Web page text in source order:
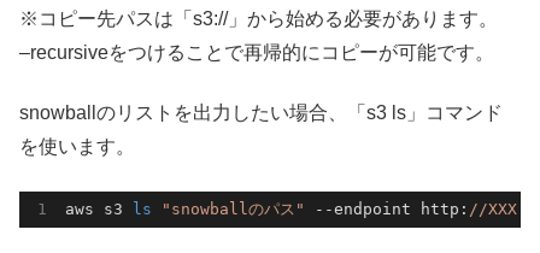
※コピー先パスは「s3://」から始める必要があります。
–recursiveをつけることで再帰的にコピーが可能です。
snowballのリストを出力したい場合、「s3 ls」コマンド
を使います。
aws s3 ls "snowballのパス" --endpoint http: //